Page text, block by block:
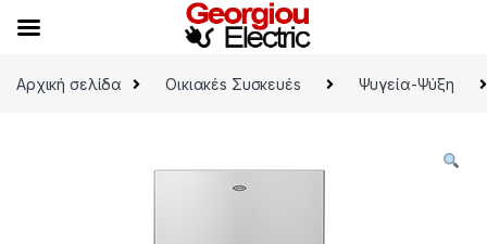
Αρχική σελίδα
Οικιακέs Συσκευέs Ψυγεία-Ψύξη